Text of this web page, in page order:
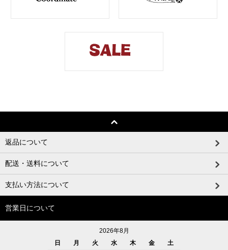
返品について
配送・送料について
支払い方法について
営業日について
2026年8月
日
月 火 水 木 金 土